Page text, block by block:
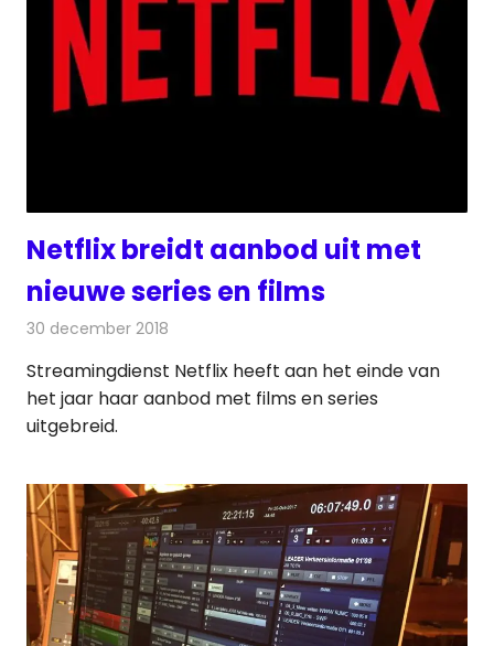
Netflix breidt aanbod uit met
nieuwe series en films
30 december 2018
Streamingdienst Netflix heeft aan het einde van
het jaar haar aanbod met films en series
uitgebreid.